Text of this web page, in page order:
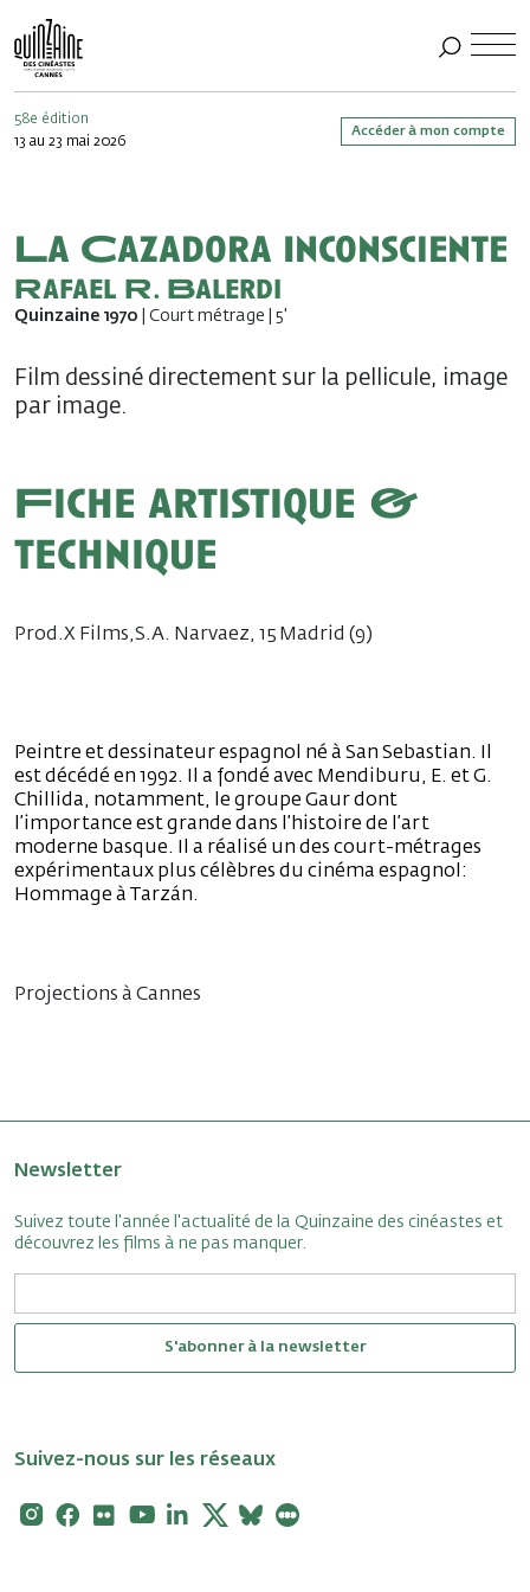
58e édition
13 au 23 mai 2026
Accéder à mon compte
La Cazadora Inconsciente
Rafael R. Balerdi
Quinzaine 1970 | Court métrage | 5'
Film dessiné directement sur la pellicule, image
par image.
Fiche artistique &
technique
Prod.X Films,S.A. Narvaez, 15 Madrid (9)
Peintre et dessinateur espagnol né à San Sebastian. Il
est décédé en 1992. Il a fondé avec Mendiburu, E. et G.
Chillida, notamment, le groupe Gaur dont
l’importance est grande dans l’histoire de l’art
moderne basque. Il a réalisé un des court-métrages
expérimentaux plus célèbres du cinéma espagnol:
Hommage à Tarzán.
Projections à Cannes
Newsletter
Suivez toute l'année l'actualité de la Quinzaine des cinéastes et
découvrez les films à ne pas manquer.
S'abonner à la newsletter
Suivez-nous sur les réseaux
Instagram
Facebook
FlickrYoutubeLinkedin
X Bluesky